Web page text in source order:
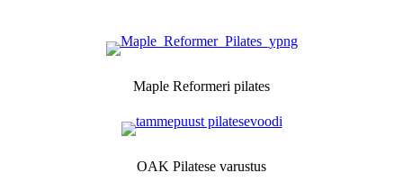
Maple Reformeri pilates
OAK Pilatese varustus